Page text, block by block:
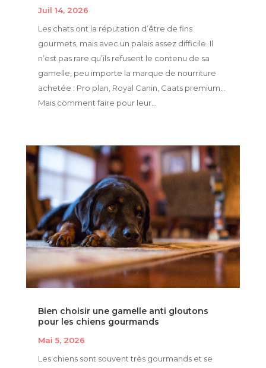
Juil 14, 2026
Les chats ont la réputation d’être de fins
gourmets, mais avec un palais assez difficile. Il
n’est pas rare qu’ils refusent le contenu de sa
gamelle, peu importe la marque de nourriture
achetée : Pro plan, Royal Canin, Caats premium…
Mais comment faire pour leur...
Bien choisir une gamelle anti gloutons
pour les chiens gourmands
Mai 5, 2026
Les chiens sont souvent très gourmands et se